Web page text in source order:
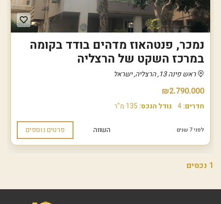
נמכר, פנטהאוז מדהים בודד בקומה
במרכז השקט של הרצליה
ראש פינה 13, הרצליה, ישראל
₪2.790.000
חדרים:4 גודל הנכס: 135 מ"ר
לפני 7 שנים השווה פרטים נוספים
1 נכסים